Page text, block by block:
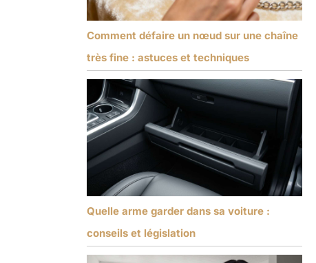
Comment défaire un nœud sur une chaîne
très fine : astuces et techniques
Quelle arme garder dans sa voiture :
conseils et législation